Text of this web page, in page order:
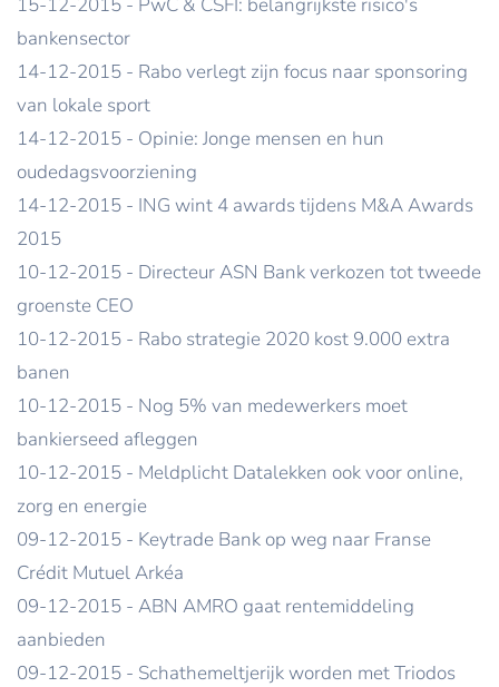
bankensector
14-12-2015 - Rabo verlegt zijn focus naar sponsoring
van lokale sport
14-12-2015 - Opinie: Jonge mensen en hun
oudedagsvoorziening
14-12-2015 - ING wint 4 awards tijdens M&A Awards
2015
10-12-2015 - Directeur ASN Bank verkozen tot tweede
groenste CEO
10-12-2015 - Rabo strategie 2020 kost 9.000 extra
banen
10-12-2015 - Nog 5% van medewerkers moet
bankierseed afleggen
10-12-2015 - Meldplicht Datalekken ook voor online,
zorg en energie
09-12-2015 - Keytrade Bank op weg naar Franse
Crédit Mutuel Arkéa
09-12-2015 - ABN AMRO gaat rentemiddeling
aanbieden
09-12-2015 - Schathemeltjerijk worden met Triodos